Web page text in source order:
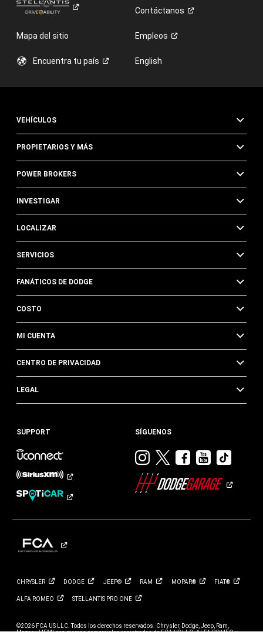
Contáctanos
Mapa del sitio Empleos
Encuentra tu país English
VEHÍCULOS
PROPIETARIOS Y MÁS
POWER BROKERS
INVESTIGAR
LOCALIZAR
SERVICIOS
FANÁTICOS DE DODGE
COSTO
MI CUENTA
CENTRO DE PRIVACIDAD
LEGAL
SUPPORT SÍGUENOS
Visitar
Dodge
en
Visitar
en
Visitar
en
Visitar
en en
CHRYSLER DODGE JEEP® RAM MOPAR® FIAT®
ALFA ROMEO STELLANTIS PRO ONE
©2026 FCA US LLC. Todos los derechos reservados. Chrysler, Dodge, Jeep, Ram,